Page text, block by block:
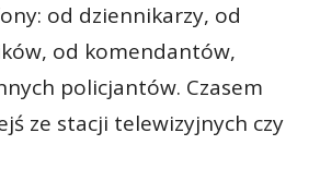
od dziennikarzy, od
od komendantów,
policjantów. Czasem
ze stacji telewizyjnych czy